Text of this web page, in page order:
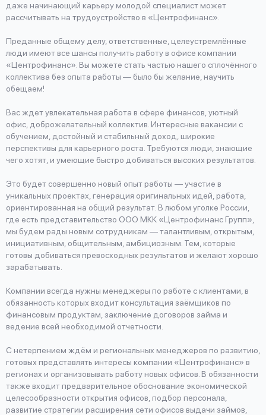
даже начинающий карьеру молодой специалист может
рассчитывать на трудоустройство в «Центрофинанс».
Преданные общему делу, ответственные, целеустремлённые
люди имеют все шансы получить работу в офисе компании
«Центрофинанс». Вы можете стать частью нашего сплочённого
коллектива без опыта работы — было бы желание, научить
обещаем!
Вас ждет увлекательная работа в сфере финансов, уютный
офис, доброжелательный коллектив. Интересные вакансии с
обучением, достойный и стабильный доход, широкие
перспективы для карьерного роста. Требуются люди, знающие
чего хотят, и умеющие быстро добиваться высоких результатов.
Это будет совершенно новый опыт работы — участие в
уникальных проектах, генерация оригинальных идей, работа,
ориентированная на общий результат. В любом уголке России,
где есть представительство ООО МКК «Центрофинанс Групп»,
мы будем рады новым сотрудникам — талантливым, открытым,
инициативным, общительным, амбициозным. Тем, которые
готовы добиваться превосходных результатов и желают хорошо
зарабатывать.
Компании всегда нужны менеджеры по работе с клиентами, в
обязанность которых входит консультация заёмщиков по
финансовым продуктам, заключение договоров займа и
ведение всей необходимой отчетности.
С нетерпением ждём и региональных менеджеров по развитию,
готовых представлять интересы компании «Центрофинанс» в
регионах и организовывать работу новых офисов. В обязанности
также входит предварительное обоснование экономической
целесообразности открытия офисов, подбор персонала,
развитие стратегии расширения сети офисов выдачи займов,